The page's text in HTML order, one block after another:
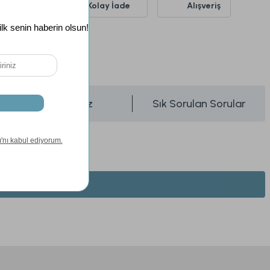
Kolay İade
Alışveriş
Önerileriniz Sık Sorulan Sorular